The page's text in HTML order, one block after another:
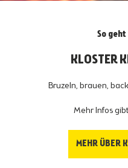
So geht
KLOSTER
Bruzeln, brauen,
Mehr Infos
MEHR ÜBER